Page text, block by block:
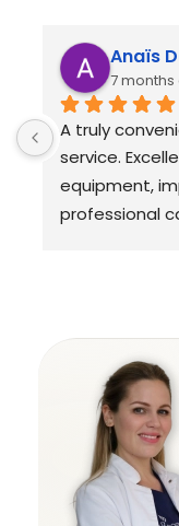
Anaïs
7
A truly
service.
equipment,
professional